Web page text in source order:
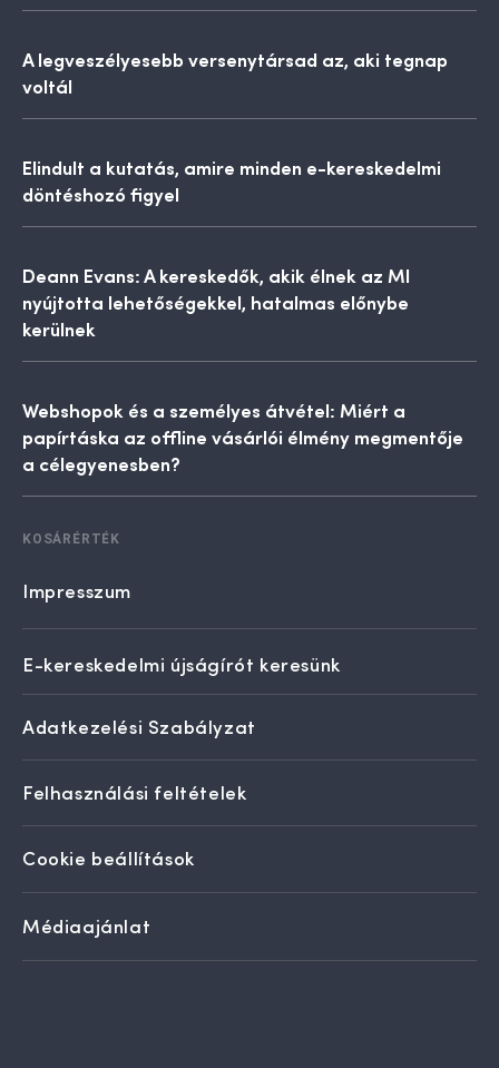
A legveszélyesebb versenytársad az, aki tegnap
voltál
Elindult a kutatás, amire minden e-kereskedelmi
döntéshozó figyel
Deann Evans: A kereskedők, akik élnek az MI
nyújtotta lehetőségekkel, hatalmas előnybe
kerülnek
Webshopok és a személyes átvétel: Miért a
papírtáska az offline vásárlói élmény megmentője
a célegyenesben?
KOSÁRÉRTÉK
Impresszum
E-kereskedelmi újságírót keresünk
Adatkezelési Szabályzat
Felhasználási feltételek
Cookie beállítások
Médiaajánlat